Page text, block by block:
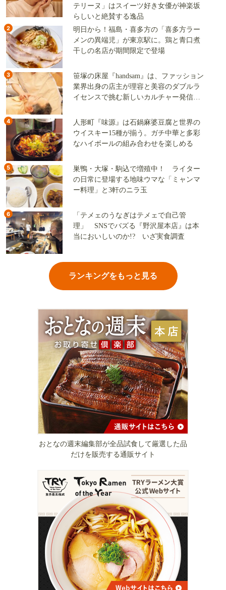
テリーヌ」はスイーツ好き女優が神楽坂
らしいと絶賛する逸品
2
明日から！福島・喜多方の「喜多方ラー
メンの異端児」が東京駅に。鶏と青口煮
干しの名店が期間限定で登場
3
笹塚の床屋『handsam』は、ファッション
業界出身の店主が理容と美容のダブルラ
イセンスで挑む新しいカルチャー発信基
4
人形町『味源』は石鍋麻婆豆腐と世界の
ウイスキー15種が揃う。ガチ中華と多彩
なハイボールの組み合わせを楽しめる
5
巣鴨・大塚・駒込で増殖中！ ライター
の日常に登場する地味ウマな「ミャンマ
ー料理」と3軒のニラ玉
6
「テメェのうなぎはテメェで自己管
理」 SNSでバズる『野沢屋本店』は本
当においしいのか!? いざ実食調査
ランキングをもっと見る
おとなの週末編集部が全品試食して厳選した品
だけを販売する通販サイト